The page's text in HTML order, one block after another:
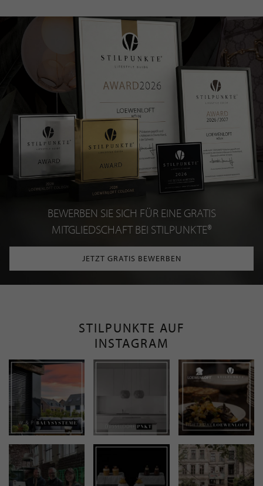
BEWERBEN SIE SICH FÜR EINE GRATIS
MITGLIEDSCHAFT BEI STILPUNKTE®
JETZT GRATIS BEWERBEN
STILPUNKTE AUF
INSTAGRAM